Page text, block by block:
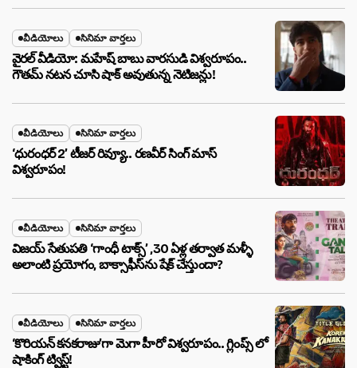
వీడియోలు సినిమా వార్తలు
వైరల్ వీడియో: మహేష్ బాబు వారసుడి విశ్వరూపం..
గౌతమ్ నటన చూసి షాక్ అవుతున్న నెటిజన్లు!
వీడియోలు సినిమా వార్తలు
‘ధురంధర్ 2’ టీజర్ రివ్యూ.. రణవీర్ సింగ్ మాస్
విశ్వరూపం!
వీడియోలు సినిమా వార్తలు
విజయ్ సేతుపతి ‘గాంధీ టాక్స్’ ,30 ఏళ్ల తర్వాత మళ్ళీ
అలాంటి ప్రయోగం, బాక్సాఫీస్‌ను షేక్ చేస్తుందా?
వీడియోలు సినిమా వార్తలు
‘కొరియన్ కనకరాజు’గా మెగా హీరో విశ్వరూపం.. గ్లింప్స్ లో
షాకింగ్ ట్విస్ట్!